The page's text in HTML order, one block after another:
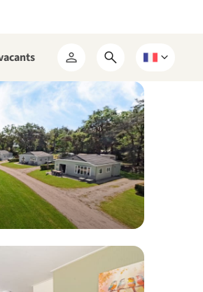
Mon
RCN
Ouvrir
formulaire
de
recherche
Choisissez
langue